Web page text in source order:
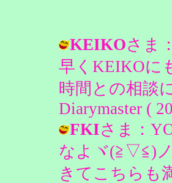
KEIKOさま
早くKEIKOに
時間との相談
Diarymaster (
FKIさま：
なよヾ(≧▽≦)
きてこちらも